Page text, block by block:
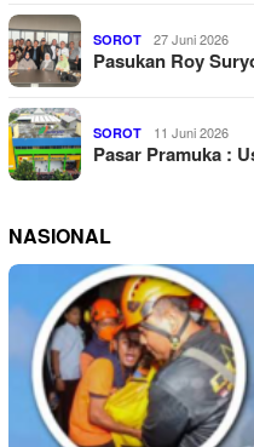
SOROT 27 Juni 2026
Pasukan Roy
SOROT 11 Juni 2026
Pasar Pramuka :
NASIONAL